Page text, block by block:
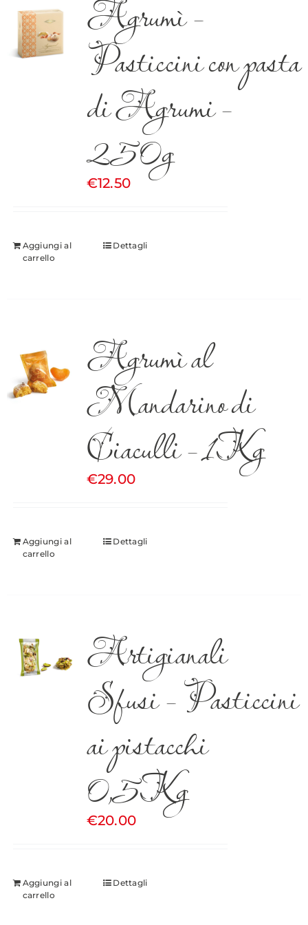
Agrumì –
Pasticcini con pasta
di Agrumi –
250g
€12.50
Aggiungi al
carrello
Dettagli
Agrumì al
Mandarino di
Ciaculli – 1Kg
€29.00
Aggiungi al
carrello
Dettagli
Artigianali
Sfusi – Pasticcini
ai pistacchi
0,5Kg
€20.00
Aggiungi al
carrello
Dettagli